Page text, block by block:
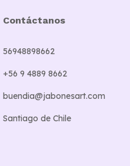
Contáctanos
56948898662
+56 9 4889 8662
buendia@jabonesart.com
Santiago de Chile